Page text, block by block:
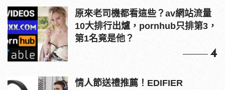
原來老司機都看這些？av網站流量
10大排行出爐，pornhub只排第3，
第1名竟是他？
4
情人節送禮推薦！EDIFIER